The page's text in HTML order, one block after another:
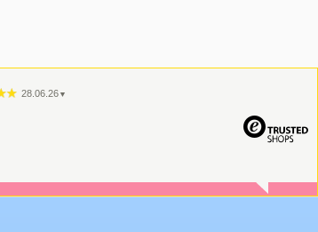
28.06.26 ▼